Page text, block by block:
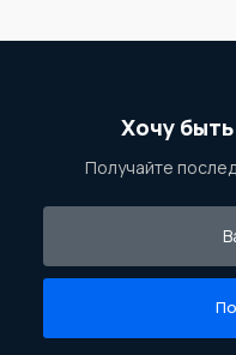
Хочу
Получайте